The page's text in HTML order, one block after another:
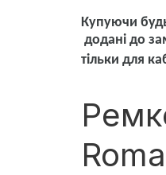
Купуючи
додані до
тільки для